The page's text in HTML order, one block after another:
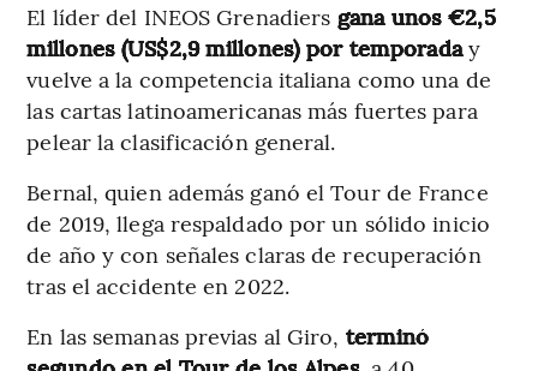
El líder del INEOS Grenadiers gana unos €2,5
millones (US$2,9 millones) por temporaday
vuelve a la competencia italiana como una de
las cartas latinoamericanas más fuertes para
pelear la clasificación general.
Bernal, quien además ganó el Tour de France
de 2019, llega respaldado por un sólido inicio
de año y con señales claras de recuperación
tras el accidente en 2022.
En las semanas previas al Giro, terminó